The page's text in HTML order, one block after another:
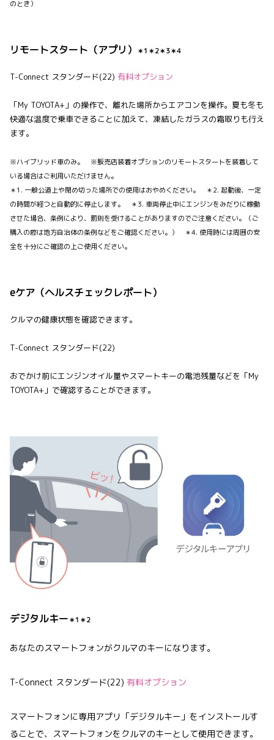
のとき）
リモートスタート（アプリ） ＊1＊2＊3＊4
T-Connect スタンダード(22) 有料オプション
「My TOYOTA+」の操作で、離れた場所からエアコンを操作。夏も冬も
快適な温度で乗車できることに加えて、凍結したガラスの霜取りも行え
ます。
※ハイブリッド車のみ。 ※販売店装着オプションのリモートスタートを装着して
いる場合はご利用いただけません。
＊1. 一般公道上や閉め切った場所での使用はおやめください。 ＊2. 起動後、一定
の時間が経つと自動的に停止します。 ＊3. 車両停止中にエンジンをみだりに稼働
させた場合、条例により、罰則を受けることがありますのでご注意ください。（ご
購入の際は地方自治体の条例などをご確認ください。） ＊4. 使用時には周囲の安
全を十分にご確認の上ご使用ください。
eケア（ヘルスチェックレポート）
クルマの健康状態を確認できます。
T-Connect スタンダード(22)
おでかけ前にエンジンオイル量やスマートキーの電池残量などを「My
TOYOTA+」で確認することができます。
デジタルキー＊1＊2
あなたのスマートフォンがクルマのキーになります。
T-Connect スタンダード(22) 有料オプション
スマートフォンに専用アプリ「デジタルキー」をインストールす
ることで、スマートフォンをクルマのキーとして使用できます。